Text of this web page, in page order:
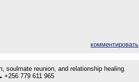
комментировать
soulmate reunion, and relationship healing.
+256 779 611 965